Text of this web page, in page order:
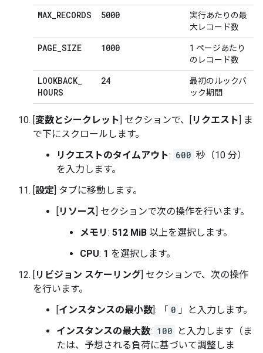
MAX_RECORDS 5000
実行あたりの最
大レコード数
PAGE_SIZE 1000
1 ページあたり
のレコード数
LOOKBACK_
HOURS
24
最初のルックバ
ック期間
[変数とシークレット] セクションで、[リクエスト] ま
で下にスクロールします。
リクエストのタイムアウト: 600 秒（10 分）
を入力します。
[設定] タブに移動します。
[リソース] セクションで次の操作を行います。
メモリ: 512 MiB 以上を選択します。
CPU: 1 を選択します。
[リビジョン スケーリング] セクションで、次の操作
を行います。
[インスタンスの最小数]: 「 0 」と入力します。
インスタンスの最大数: 100
と入力します（ま
たは、予想される負荷に基づいて調整しま